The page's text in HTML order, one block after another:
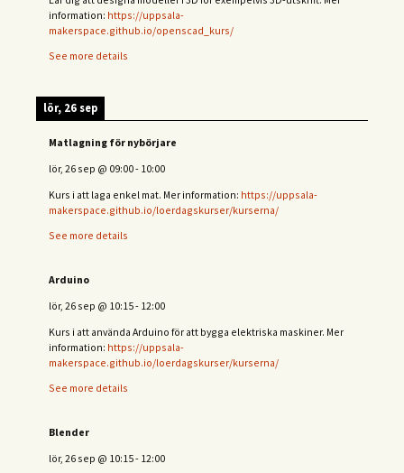
information: https://uppsala-
makerspace.github.io/openscad_kurs/
See more details
lör, 26 sep
Matlagning för nybörjare
lör, 26 sep @ 09:00- 10:00
Kurs i att laga enkel mat. Mer information: https://uppsala-
makerspace.github.io/loerdagskurser/kurserna/
See more details
Arduino
lör, 26 sep @ 10:15- 12:00
Kurs i att använda Arduino för att bygga elektriska maskiner. Mer
information: https://uppsala-
makerspace.github.io/loerdagskurser/kurserna/
See more details
Blender
lör, 26 sep @ 10:15- 12:00